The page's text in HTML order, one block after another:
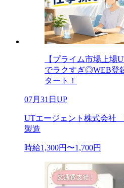
【プライム市場上場
でラクすぎ◎WEB登
タート！
07月31日UP
UTエージェント株式会社
製造
時給1,300円〜1,700円